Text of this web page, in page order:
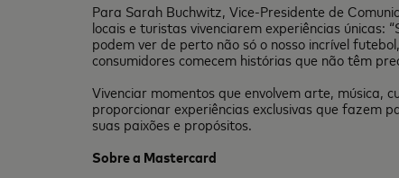
Para Sarah Buchwitz, Vice-Presidente de
locais e turistas vivenciarem experiências únicas:
podem ver de perto não só o nosso incrível
consumidores comecem histórias que não têm
Vivenciar momentos que envolvem arte,
proporcionar experiências exclusivas que fazem
suas paixões e propósitos.
Sobre a Mastercard